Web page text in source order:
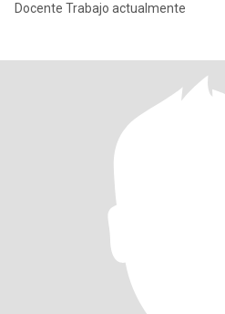
Docente Trabajo actualmente